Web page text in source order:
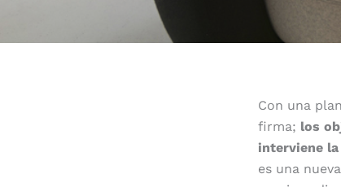
Con una
firma; los
interviene la
es una